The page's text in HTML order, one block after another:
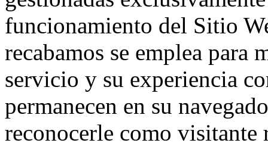
funcionamiento del Sitio
recabamos se emplea para
servicio y su experiencia
permanecen en su
reconocerle como